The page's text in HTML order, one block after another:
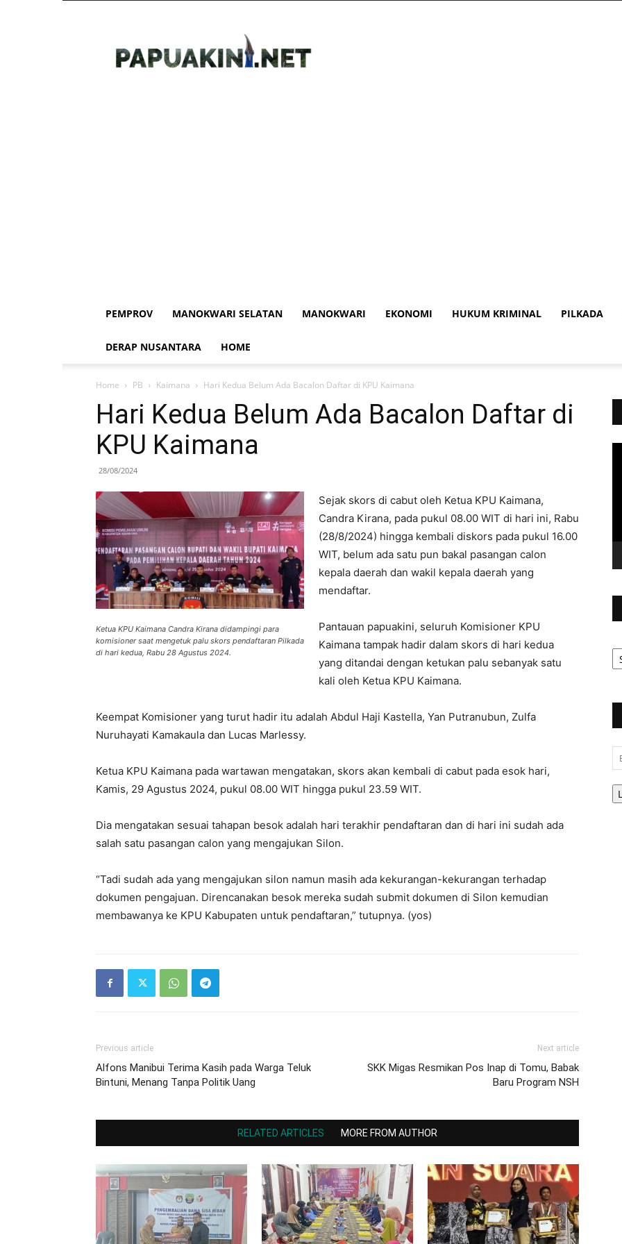
PEMPROV MANOKWARI SELATAN MANOKWARI EKONOMI HUKUM KRIMINAL PILKADA
DERAP NUSANTARA HOME
Home PB Kaimana Hari Kedua Belum Ada Bacalon Daftar di KPU Kaimana
Hari Kedua Belum Ada Bacalon Daftar di
KPU Kaimana
28/08/2024
Ketua KPU Kaimana Candra Kirana didampingi para
komisioner saat mengetuk palu skors pendaftaran Pilkada
di hari kedua, Rabu 28 Agustus 2024.
Sejak skors di cabut oleh Ketua KPU Kaimana,
Candra Kirana, pada pukul 08.00 WIT di hari ini, Rabu
(28/8/2024) hingga kembali diskors pada pukul 16.00
WIT, belum ada satu pun bakal pasangan calon
kepala daerah dan wakil kepala daerah yang
mendaftar.
Pantauan papuakini, seluruh Komisioner KPU
Kaimana tampak hadir dalam skors di hari kedua
yang ditandai dengan ketukan palu sebanyak satu
kali oleh Ketua KPU Kaimana.
Keempat Komisioner yang turut hadir itu adalah Abdul Haji Kastella, Yan Putranubun, Zulfa
Nuruhayati Kamakaula dan Lucas Marlessy.
Ketua KPU Kaimana pada wartawan mengatakan, skors akan kembali di cabut pada esok hari,
Kamis, 29 Agustus 2024, pukul 08.00 WIT hingga pukul 23.59 WIT.
Dia mengatakan sesuai tahapan besok adalah hari terakhir pendaftaran dan di hari ini sudah ada
salah satu pasangan calon yang mengajukan Silon.
“Tadi sudah ada yang mengajukan silon namun masih ada kekurangan-kekurangan terhadap
dokumen pengajuan. Direncanakan besok mereka sudah submit dokumen di Silon kemudian
membawanya ke KPU Kabupaten untuk pendaftaran,” tutupnya. (yos)
Previous article
Alfons Manibui Terima Kasih pada Warga Teluk
Bintuni, Menang Tanpa Politik Uang
Next article
SKK Migas Resmikan Pos Inap di Tomu, Babak
Baru Program NSH
RELATED ARTICLES MORE FROM AUTHOR